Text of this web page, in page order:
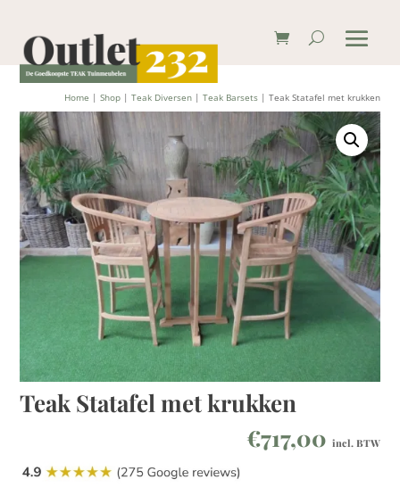
Home | Shop| Teak Diversen| Teak Barsets| Teak Statafel met krukken
Teak Statafel met krukken
€717,00 incl. BTW